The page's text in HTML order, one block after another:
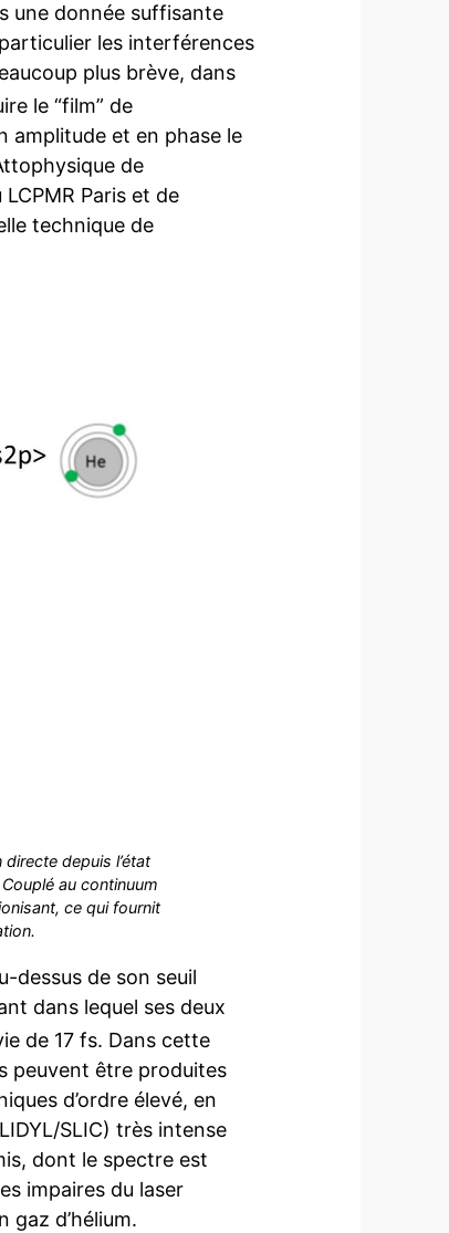
une donnée suffisante
les interférences
plus brève, dans
le “film” de
amplitude et en phase le
de
Paris et de
technique de
depuis l’état
au continuum
ce qui fournit
dessus de son seuil
dans lequel ses deux
de 17 fs. Dans cette
peuvent être produites
d’ordre élevé, en
SLIC) très intense
dont le spectre est
impaires du laser
gaz d’hélium.